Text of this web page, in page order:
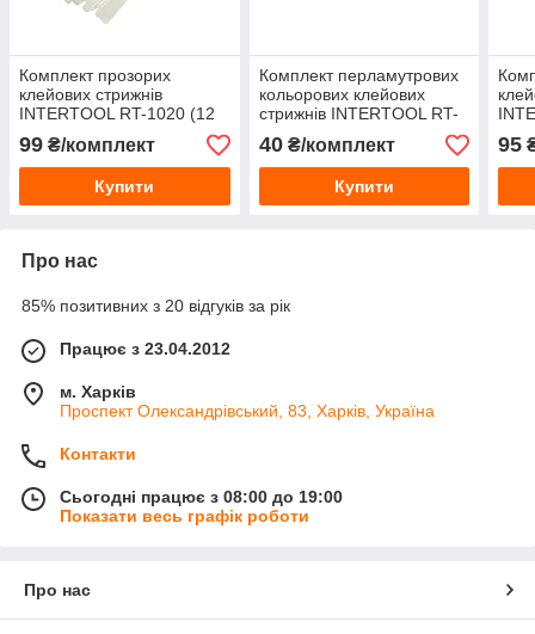
Комплект прозорих
клейових стрижнів
INTERTOOL RT-1020 (12
шт) 11.2×200 мм
99 ₴/комплект
Купити
Комплект перламутрових
кольорових клейових
стрижнів INTERTOOL RT-
1029 (12 шт) 11.2×100 мм
40₴/комплект
Купити
шт)
95
Про нас
85% позитивних з 20 відгуків за рік
Працює з 23.04.2012
м. Харків
Проспект Олександрівський, 83, Харків, Україна
Контакти
Сьогодні працює з 08:00 до 19:00
Показати весь графік роботи
Про нас